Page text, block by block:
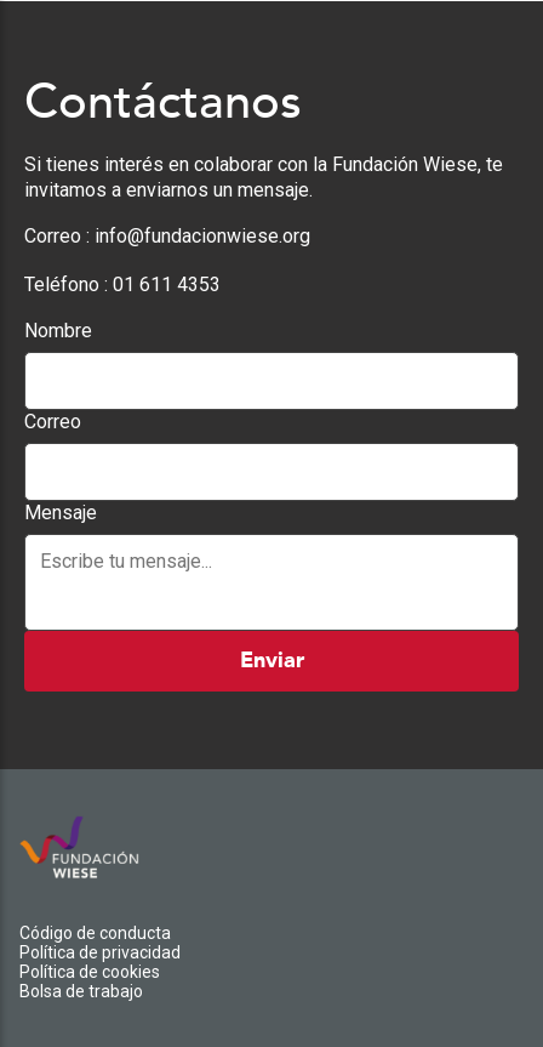
Contáctanos
Si tienes interés en colaborar con la Fundación Wiese, te
invitamos a enviarnos un mensaje.
Correo : info@fundacionwiese.org
Teléfono : 01 611 4353
Nombre
Correo
Mensaje
Enviar
Código de conducta
Política de privacidad
Política de cookies
Bolsa de trabajo